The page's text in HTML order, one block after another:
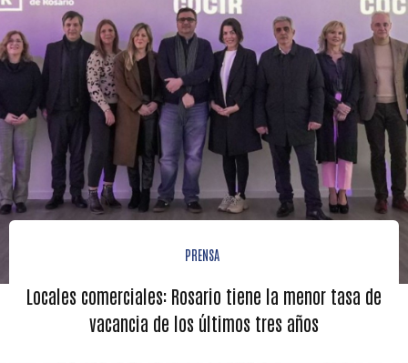
PRENSA
Locales comerciales: Rosario tiene la menor tasa de
vacancia de los últimos tres años